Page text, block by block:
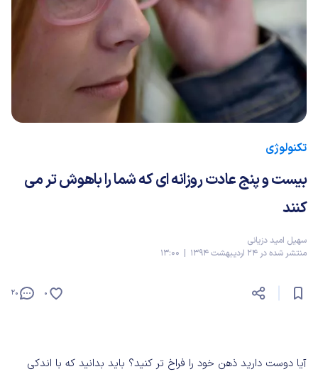
تکنولوژی
بیست و پنج عادت روزانه ای که شما را باهوش تر می
کنند
سهیل امید دزیانی
منتشر شده در 24 اردیبهشت 1394 | 13:00
20 0
آیا دوست دارید ذهن خود را فراخ تر کنید؟ باید بدانید که با اندکی